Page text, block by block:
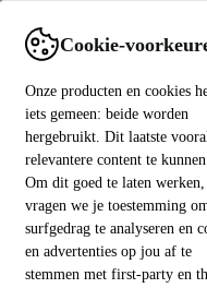
Cookie-
Onze producten en cookies
iets gemeen: beide worden
hergebruikt. Dit laatste
relevantere content te
Om dit goed te laten werken,
vragen we je toestemming
surfgedrag te analyseren en
en advertenties op jou af te
stemmen met first-party en
Verkopen Support
school Smartphones
Lichaamsverzorging
Drill